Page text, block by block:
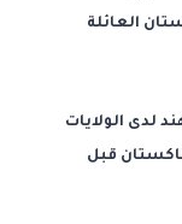
العائلة
لدى الولايات
قبل